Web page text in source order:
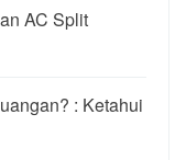
AC Split
: Ketahui